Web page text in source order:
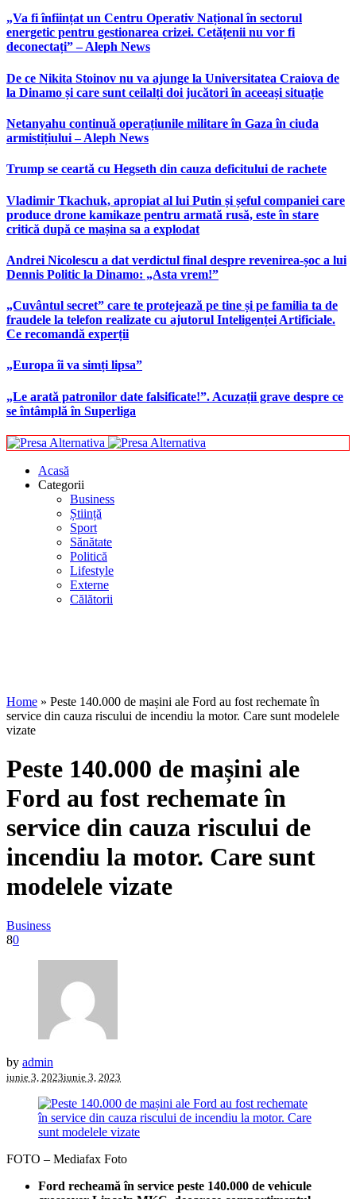
„Va fi înființat un Centru Operativ Național în sectorul
energetic pentru gestionarea crizei. Cetățenii nu vor fi
deconectați” – Aleph News
De ce Nikita Stoinov nu va ajunge la Universitatea Craiova de
la Dinamo și care sunt ceilalți doi jucători în aceeași situație
Netanyahu continuă operațiunile militare în Gaza în ciuda
armistițiului – Aleph News
Trump se ceartă cu Hegseth din cauza deficitului de rachete
Vladimir Tkachuk, apropiat al lui Putin și șeful companiei care
produce drone kamikaze pentru armată rusă, este în stare
critică după ce mașina sa a explodat
Andrei Nicolescu a dat verdictul final despre revenirea-șoc a lui
Dennis Politic la Dinamo: „Asta vrem!”
„Cuvântul secret” care te protejează pe tine și pe familia ta de
fraudele la telefon realizate cu ajutorul Inteligenței Artificiale.
Ce recomandă experții
„Europa îi va simți lipsa”
„Le arată patronilor date falsificate!”. Acuzații grave despre ce
se întâmplă în Superliga
Acasă
Categorii
Business
Știință
Sport
Sănătate
Politică
Lifestyle
Externe
Călătorii
Home » Peste 140.000 de mașini ale Ford au fost rechemate în
service din cauza riscului de incendiu la motor. Care sunt modelele
vizate
Peste 140.000 de mașini ale
Ford au fost rechemate în
service din cauza riscului de
incendiu la motor. Care sunt
modelele vizate
Business
80
by admin
iunie 3, 2023iunie 3, 2023
FOTO – Mediafax Foto
Ford recheamă în service peste 140.000 de vehicule